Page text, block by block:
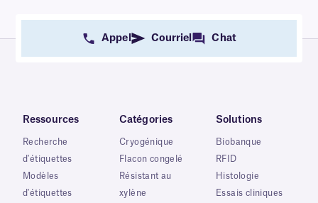
Appel Courriel Chat
Ressources
Recherche
d'étiquettes
Modèles
d'étiquettes
Catégories
Cryogénique
Flacon congelé
Résistant au
xylène
Solutions
Biobanque
RFID
Histologie
Essais cliniques